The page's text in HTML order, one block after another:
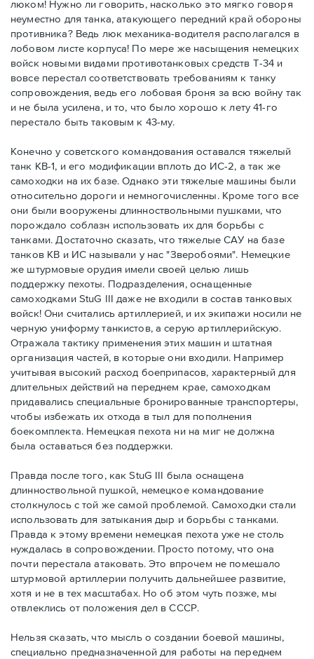
люком! Нужно ли говорить, насколько это мягко говоря
неуместно для танка, атакующего передний край обороны
противника? Ведь люк механика-водителя располагался в
лобовом листе корпуса! По мере же насыщения немецких
войск новыми видами противотанковых средств Т-34 и
вовсе перестал соответствовать требованиям к танку
сопровождения, ведь его лобовая броня за всю войну так
и не была усилена, и то, что было хорошо к лету 41-го
перестало быть таковым к 43-му.
Конечно у советского командования оставался тяжелый
танк КВ-1, и его модификации вплоть до ИС-2, а так же
самоходки на их базе. Однако эти тяжелые машины были
относительно дороги и немногочисленны. Кроме того все
они были вооружены длинноствольными пушками, что
порождало соблазн использовать их для борьбы с
танками. Достаточно сказать, что тяжелые САУ на базе
танков КВ и ИС называли у нас "Зверобоями". Немецкие
же штурмовые орудия имели своей целью лишь
поддержку пехоты. Подразделения, оснащенные
самоходками StuG III даже не входили в состав танковых
войск! Они считались артиллерией, и их экипажи носили не
черную униформу танкистов, а серую артиллерийскую.
Отражала тактику применения этих машин и штатная
организация частей, в которые они входили. Например
учитывая высокий расход боеприпасов, характерный для
длительных действий на переднем крае, самоходкам
придавались специальные бронированные транспортеры,
чтобы избежать их отхода в тыл для пополнения
боекомплекта. Немецкая пехота ни на миг не должна
была оставаться без поддержки.
Правда после того, как StuG III была оснащена
длинноствольной пушкой, немецкое командование
столкнулось с той же самой проблемой. Самоходки стали
использовать для затыкания дыр и борьбы с танками.
Правда к этому времени немецкая пехота уже не столь
нуждалась в сопровождении. Просто потому, что она
почти перестала атаковать. Это впрочем не помешало
штурмовой артиллерии получить дальнейшее развитие,
хотя и не в тех масштабах. Но об этом чуть позже, мы
отвлеклись от положения дел в СССР.
Нельзя сказать, что мысль о создании боевой машины,
специально предназначенной для работы на переднем